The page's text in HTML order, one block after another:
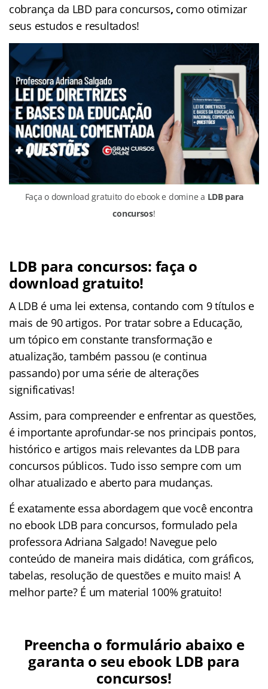
cobrança da LBD para concursos, como otimizar
seus estudos e resultados!
Faça o download gratuito do ebook e domine a LDB para
concursos!
LDB para concursos: faça o
download gratuito!
A LDB é uma lei extensa, contando com 9 títulos e
mais de 90 artigos. Por tratar sobre a Educação,
um tópico em constante transformação e
atualização, também passou (e continua
passando) por uma série de alterações
significativas!
Assim, para compreender e enfrentar as questões,
é importante aprofundar-se nos principais pontos,
histórico e artigos mais relevantes da LDB para
concursos públicos. Tudo isso sempre com um
olhar atualizado e aberto para mudanças.
É exatamente essa abordagem que você encontra
no ebook LDB para concursos, formulado pela
professora Adriana Salgado! Navegue pelo
conteúdo de maneira mais didática, com gráficos,
tabelas, resolução de questões e muito mais! A
melhor parte? É um material 100% gratuito!
Preencha o formulário abaixo e
garanta o seu ebook LDB para
concursos!